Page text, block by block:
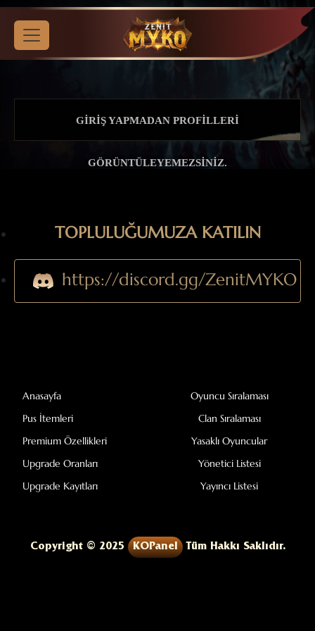
GIRIŞ YAPMADAN PROFILLERI
GÖRÜNTÜLEYEMEZSINIZ.
TOPLULUĞUMUZA KATILIN
https://discord.gg/ZenitMYKO
Anasayfa
Pus İtemleri
Premium Özellikleri
Upgrade Oranları
Upgrade Kayıtları
Oyuncu Sıralaması
Clan Sıralaması
Yasaklı Oyuncular
Yönetici Listesi
Yayıncı Listesi
Copyright © 2025 KOPanel Tüm Hakkı Saklıdır.